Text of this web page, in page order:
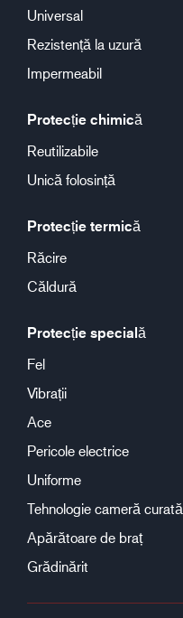
Universal
Rezistență la uzură
Impermeabil
Protecție chimică
Reutilizabile
Unică folosință
Protecție termică
Răcire
Căldură
Protecție specială
Fel
Vibrații
Ace
Pericole electrice
Uniforme
Tehnologie cameră curată
Apărătoare de braț
Grădinărit